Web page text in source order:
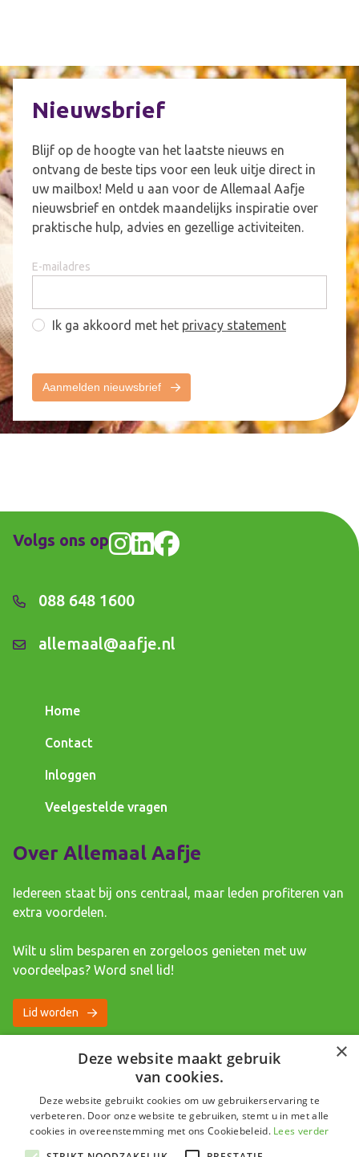
Nieuwsbrief
Blijf op de hoogte van het laatste nieuws en
ontvang de beste tips voor een leuk uitje direct in
uw mailbox! Meld u aan voor de Allemaal Aafje
nieuwsbrief en ontdek maandelijks inspiratie over
praktische hulp, advies en gezellige activiteiten.
E-mailadres
Ik ga akkoord met het privacy statement
Aanmelden nieuwsbrief
Volgs ons op
088 648 1600
allemaal@aafje.nl
Home
Contact
Inloggen
Veelgestelde vragen
Over Allemaal Aafje
Iedereen staat bij ons centraal, maar leden profiteren van
extra voordelen.
Wilt u slim besparen en zorgeloos genieten met uw
voordeelpas? Word snel lid!
Lid worden
Copyright Aafje 2023
×
Deze website maakt gebruik
van cookies.
Deze website gebruikt cookies om uw gebruikerservaring te
verbeteren. Door onze website te gebruiken, stemt u in met alle
cookies in overeenstemming met ons Cookiebeleid. Lees verder